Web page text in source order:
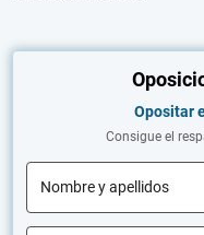
Opositar
Consigue el
Nombre y apellidos